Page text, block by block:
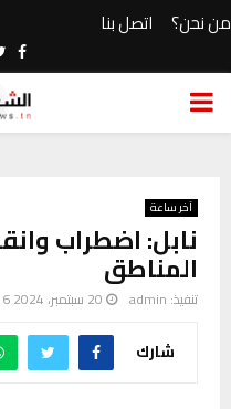
من نحن؟ اتصل بنا
PRIMARY
آخر ساعة
نابل: اضطراب
المناطق
تنفيذ: admin 20 سبتمبر، 2024 13:16
شارك